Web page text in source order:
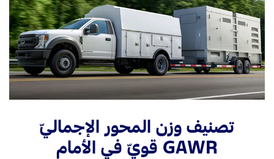
تصنيف وزن المحور الإجماليّ
GAWR قويّ في الأمام